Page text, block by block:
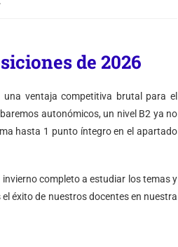
de 2026
ventaja competitiva brutal para el
autonómicos, un nivel B2 ya no
hasta 1 punto íntegro en el apartado
completo a estudiar los temas y
éxito de nuestros docentes en nuestra